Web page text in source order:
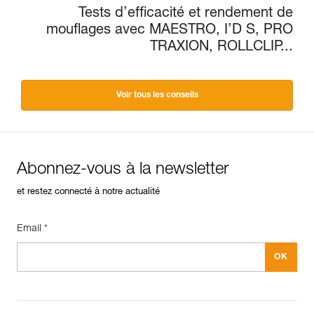
Tests d’efficacité et rendement de
mouflages avec MAESTRO, I’D S, PRO
TRAXION, ROLLCLIP...
Voir tous les conseils
Abonnez-vous à la newsletter
et restez connecté à notre actualité
Email *